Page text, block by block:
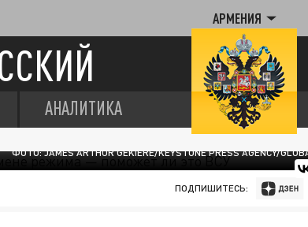
АРМЕНИЯ
АНАЛИТИКА
ФОТО: JAMES ARTHUR GEKIERE/KEYSTONE PRESS AGENCY/
ПОДПИШИТЕСЬ: